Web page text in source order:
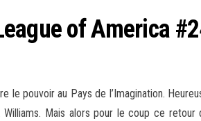
of America
pouvoir au Pays de l’Imagination.
Mais alors pour le coup ce